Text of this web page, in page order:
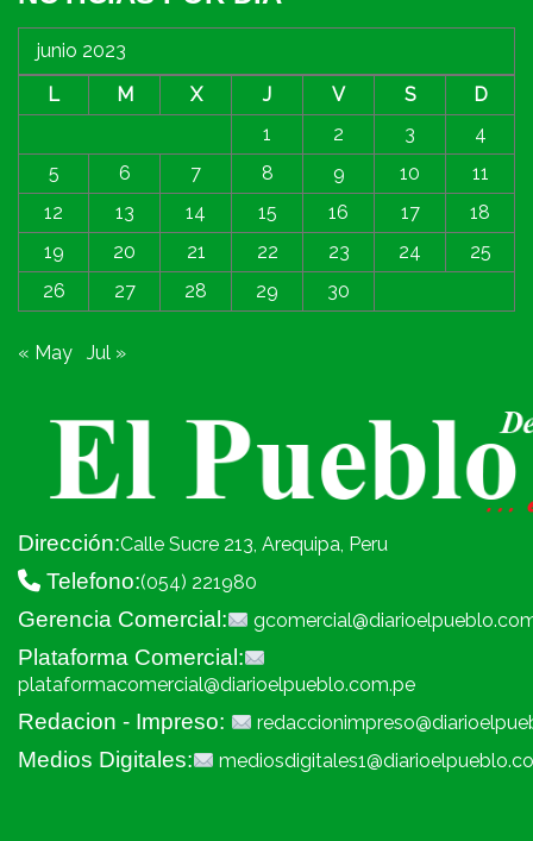
junio 2023
L
M X J V S
D
1
2 3
4
5
6 7 8 9 10
11
12
13 14 15 16 17
18
19
20 21 22 23 24
25
26
27 28 29 30
« May Jul »
Dirección:Calle Sucre 213, Arequipa, Peru
Telefono:(054) 221980
Gerencia Comercial:
Plataforma Comercial:
plataformacomercial@diarioelpueblo.com.pe
Redacion - Impreso:
Medios Digitales: